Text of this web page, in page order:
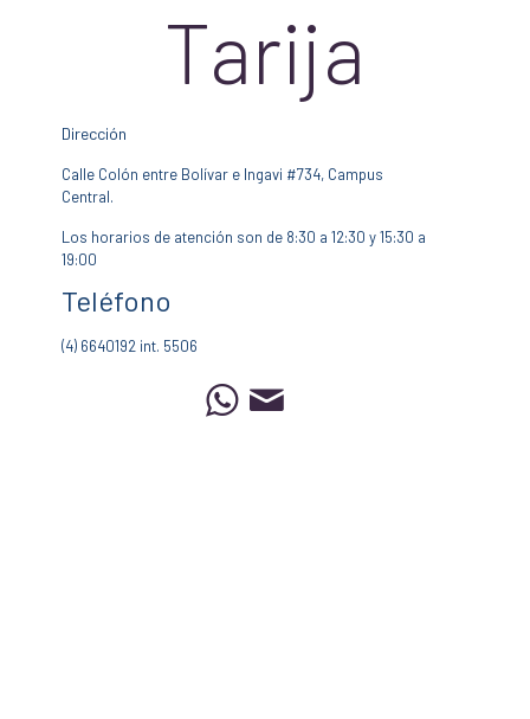
Tarija
Dirección
Calle Colón entre Bolívar e Ingavi #734, Campus
Central.
Los horarios de atención son de 8:30 a 12:30 y 15:30 a
19:00
Teléfono
(4) 6640192 int. 5506